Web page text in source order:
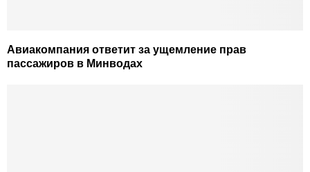
Авиакомпания ответит за ущемление прав
пассажиров в Минводах